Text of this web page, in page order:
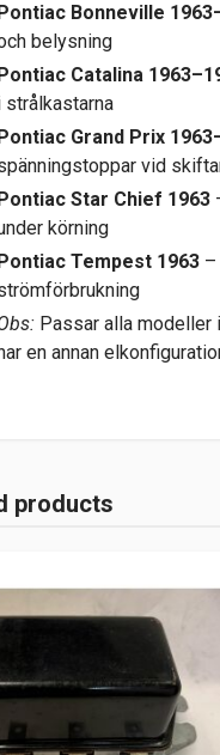
Bonneville
belysning
Catalina
strålkastarna
Grand Prix
vid
Star Chief 1963
körning
Tempest 1963 –
Passar alla modeller
en annan
products